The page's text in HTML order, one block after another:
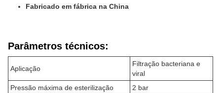
Fabricado em fábrica na China
Parâmetros técnicos:
Aplicação
Filtração bacteriana e
viral
Pressão máxima de esterilização
2 bar